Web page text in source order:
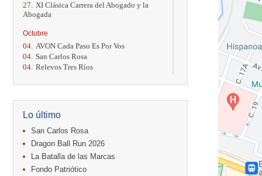
27.
XI Clásica Carrera del Abogado y la
Abogada
Octubre
04. AVON Cada Paso Es Por Vos
04. San Carlos Rosa
04. Relevos Tres Ríos
17. Caribe Paradise Run
Casa Turire Trail Run
18. Warriors Run Circuit
18. Samsung Jacó Beach Half Marathon
2026
KRun by Under Armour
25. Run Alajuela
31. Halloween Fun Run
Lo último
San Carlos Rosa
Dragon Ball Run 2026
La Batalla de las Marcas
Fondo Patriótico